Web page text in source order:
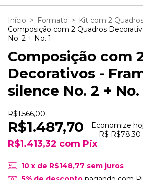
Início > Formato > Kit com 2
Composição com 2 Quadros
No. 2 + No. 1
Composição com
Decorativos -
silence No. 2 + No.
R$1.566,00
R$1.487,70
Economize
R$ R$78,30
R$1.413,32 com Pix
10 x de R$148,77 sem juros